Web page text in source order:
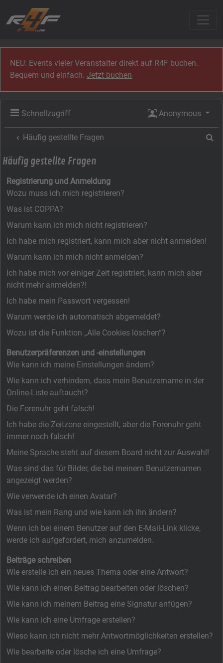
NEU: Events vieler Veranstalter direkt auf R4F buchen.
Bequem und einfach.Jetzt buchen
Schnellzugriff Anonymous
Häufig gestellte Fragen
Häufig gestellte Fragen
Registrierung und Anmeldung
Wozu muss ich mich registrieren?
Was ist COPPA?
Warum kann ich mich nicht registrieren?
Ich habe mich registriert, kann mich aber nicht anmelden!
Warum kann ich mich nicht anmelden?
Ich habe mich vor einiger Zeit registriert, kann mich aber
nicht mehr anmelden?!
Ich habe mein Passwort vergessen!
Warum werde ich automatisch abgemeldet?
Wozu ist die Funktion „Alle Cookies löschen“?
Benutzerpräferenzen und -einstellungen
Wie kann ich meine Einstellungen ändern?
Wie kann ich verhindern, dass mein Benutzername in der
Online-Liste auftaucht?
Die Forenuhr geht falsch!
Ich habe die Zeitzone eingestellt, aber die Forenuhr geht
immer noch falsch!
Meine Sprache steht auf diesem Board nicht zur Auswahl!
Was sind das für Bilder, die bei meinem Benutzernamen
angezeigt werden?
Wie verwende ich einen Avatar?
Was ist mein Rang und wie kann ich ihn ändern?
Wenn ich bei einem Benutzer auf den E-Mail-Link klicke,
werde ich aufgefordert, mich anzumelden.
Beiträge schreiben
Wie erstelle ich ein neues Thema oder eine Antwort?
Wie kann ich einen Beitrag bearbeiten oder löschen?
Wie kann ich meinem Beitrag eine Signatur anfügen?
Wie kann ich eine Umfrage erstellen?
Wieso kann ich nicht mehr Antwortmöglichkeiten erstellen?
Wie bearbeite oder lösche ich eine Umfrage?